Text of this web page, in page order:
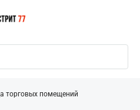
торговых помещений